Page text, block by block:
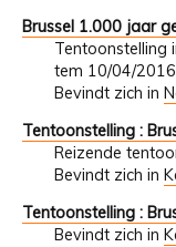
Brussel 1.000 jaar
Tentoonstelling
tem 10/04/
Bevindt zich in
Tentoonstelling :
Reizende
Bevindt zich in
Tentoonstelling :
Bevindt zich in